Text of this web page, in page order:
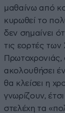
μαθαίνω από
κυρωθεί το
δεν σημαίνει
τις εορτές των
ακολουθήσει
θα κλείσει η
γνωρίζουν,
στελέχη τα